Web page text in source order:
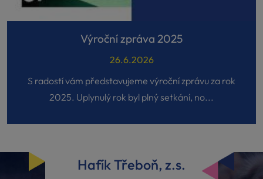
Výroční zpráva 2025
26.6.2026
S radostí vám představujeme výroční zprávu za rok
2025. Uplynulý rok byl plný setkání, no...
Hafík Třeboň, z.s.